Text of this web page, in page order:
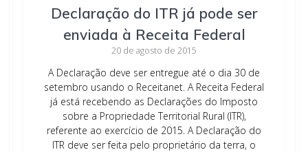
Declaração do ITR já pode ser
enviada à Receita Federal
20 de agosto de 2015
A Declaração deve ser entregue até o dia 30 de
setembro usando o Receitanet. A Receita Federal
já está recebendo as Declarações do Imposto
sobre a Propriedade Territorial Rural (ITR),
referente ao exercício de 2015. A Declaração do
ITR deve ser feita pelo proprietário da terra, o